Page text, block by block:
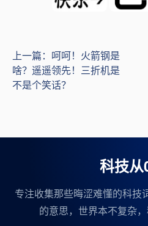
上一篇：呵呵！火箭钢是
啥？遥遥领先！三折机是
不是个笑话？
科技从
专注收集那些晦涩难懂的科技
的意思，世界本不复杂，